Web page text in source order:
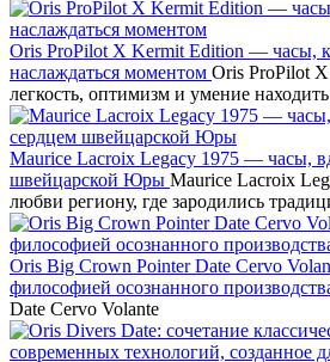
Oris ProPilot X Kermit Edition — часы,
наслаждаться моментом Oris ProPilot
легкость, оптимизм и умение
Maurice Lacroix Legacy 1975 — часы,
швейцарской Юры Maurice Lacroix
любви региону, где зародились
Oris Big Crown Pointer Date Cervo
философией осознанного
Date Cervo Volante